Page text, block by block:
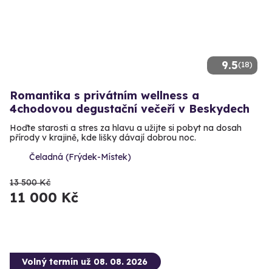
9.5(18)
Romantika s privátním wellness a
4chodovou degustační večeří v Beskydech
Hoďte starosti a stres za hlavu a užijte si pobyt na dosah
přírody v krajině, kde lišky dávají dobrou noc.
Čeladná (Frýdek-Místek)
13 500 Kč
11 000 Kč
Volný termín už 08. 08. 2026